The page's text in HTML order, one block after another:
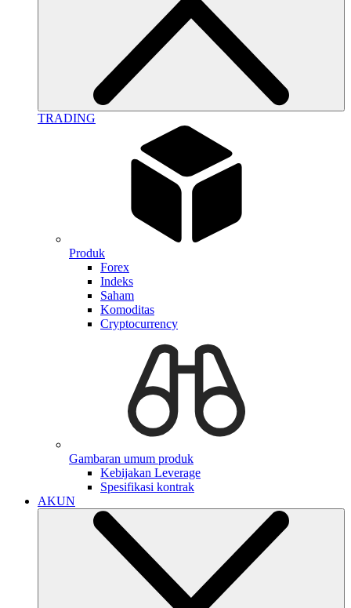
TRADING
Produk
Forex
Indeks
Saham
Komoditas
Cryptocurrency
Gambaran umum produk
Kebijakan Leverage
Spesifikasi kontrak
AKUN